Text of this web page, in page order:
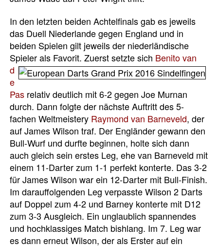
In den letzten beiden Achtelfinals gab es jeweils
das Duell Niederlande gegen England und in
beiden Spielen gilt jeweils der niederländische
Spieler als Favorit. Zuerst setztesich Benito van
d
e
Pas relativ deutlich mit 6-2 gegen Joe Murnan
durch. Dann folgte der nächste Auftritt des 5-
fachen Weltmeistery Raymond van Barneveld, der
auf James Wilson traf. Der Engländer gewann den
Bull-Wurf und durfte beginnen, holte sich dann
auch gleich sein erstes Leg, ehe van Barneveld mit
einem 11-Darter zum 1-1 perfekt konterte. Das 3-2
für James Wilson war ein 12-Darter mit Bull-Finish.
Im darauffolgenden Leg verpasste Wilson 2 Darts
auf Doppel zum 4-2 und Barney konterte mit D12
zum 3-3 Ausgleich. Ein unglaublich spannendes
und hochklassiges Match bishlang. Im 7. Leg war
es dann erneut Wilson, der als Erster auf ein